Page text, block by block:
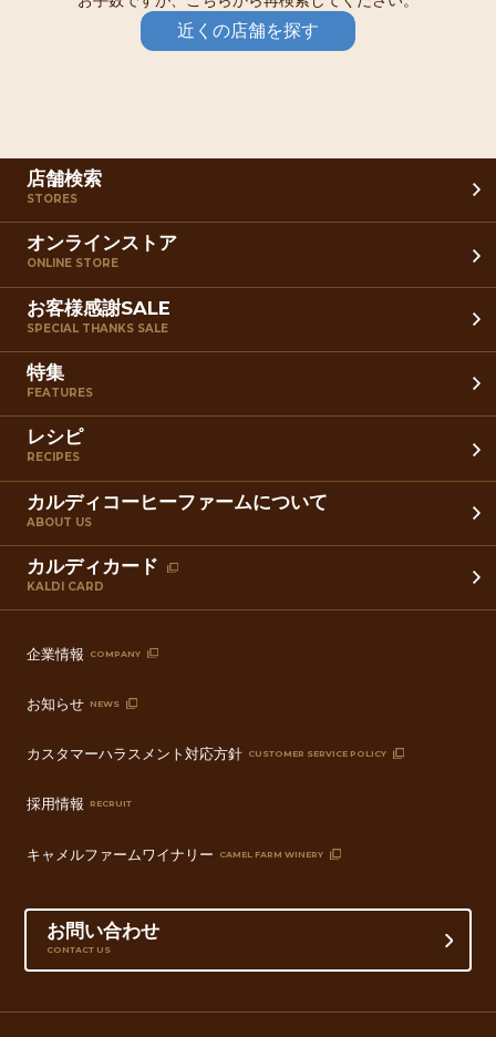
近くの店舗を探す
店舗検索
STORES
オンラインストア
ONLINE STORE
お客様感謝SALE
SPECIAL THANKS SALE
特集
FEATURES
レシピ
RECIPES
カルディコーヒーファームについて
ABOUT US
カルディカード
KALDI CARD
企業情報 COMPANY
お知らせ NEWS
カスタマーハラスメント対応方針 CUSTOMER SERVICE POLICY
採用情報 RECRUIT
キャメルファームワイナリー CAMEL FARM WINERY
お問い合わせ
CONTACT US